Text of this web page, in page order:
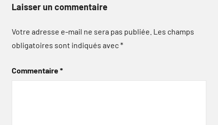
Laisser un commentaire
Votre adresse e-mail ne sera pas publiée. Les champs
obligatoires sont indiqués avec*
Commentaire*